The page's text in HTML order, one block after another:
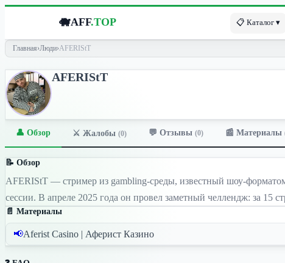
🐗AFF.TOP 📋 Каталог ▾
Главная›Люди›AFERIStT
AFERIStT
👤 Обзор ⚔️ Жалобы (0) 💬 Отзывы (0) 📰 Материалы
📝 Обзор
AFERIStT — стример из gambling-среды, известный шоу-
сессии. В апреле 2025 года он провел заметный челлендж: за 15
📄 Материалы
📢Aferist Casino | Аферист Казино